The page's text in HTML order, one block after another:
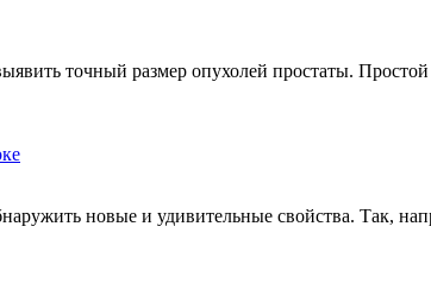
точный размер опухолей простаты.
новые и удивительные свойства. Так,